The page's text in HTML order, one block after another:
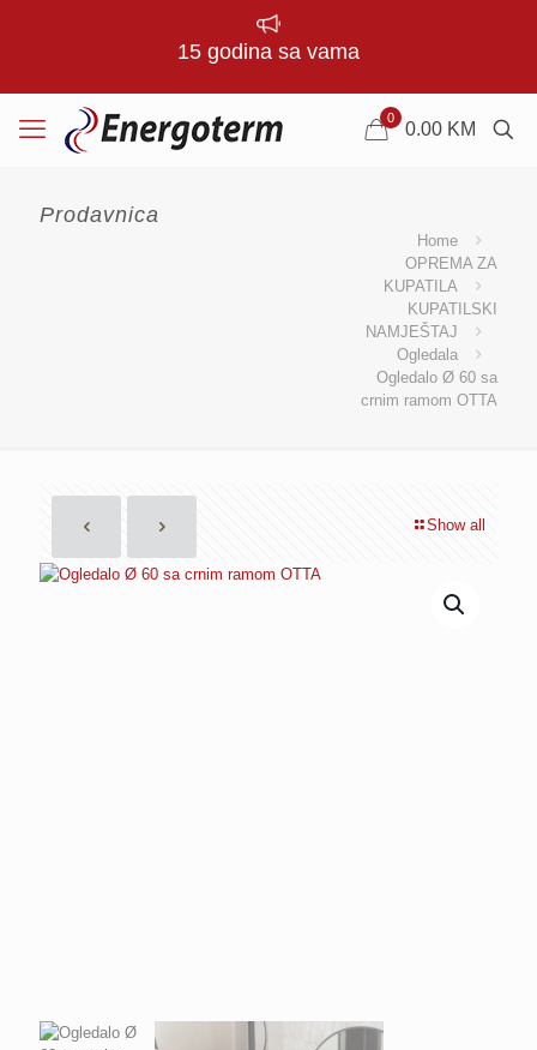
15 godina sa vama
0
0.00 KM
Prodavnica
Home
OPREMA ZA
KUPATILA
KUPATILSKI
NAMJEŠTAJ
Ogledala
Ogledalo Ø 60 sa
crnim ramom OTTA
Show all